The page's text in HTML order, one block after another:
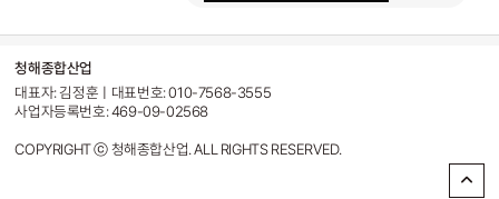
청해종합산업
대표자: 김정훈ㅣ대표번호: 010-7568-3555
사업자등록번호: 469-09-02568
COPYRIGHT ⓒ 청해종합산업. ALL RIGHTS RESERVED.